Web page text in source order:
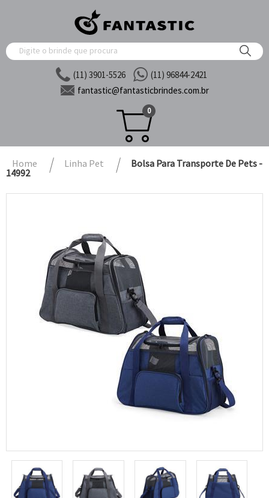
(11) 3901-5526
(11) 96844-2421
fantastic@fantasticbrindes.com.br
0
Home Linha Pet
Bolsa Para Transporte De Pets -
14992